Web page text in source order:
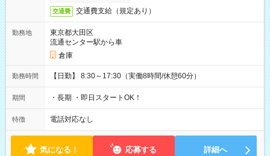
交通費 交通費支給（規定あり）
勤務地
東京都大田区
流通センター駅から車
倉庫
勤務時間 【日勤】 8:30～17:30（実働8時間/休憩60分）
期間 ・長期 ・即日スタートOK！
特徴 電話対応なし
気になる！ 応募する 詳細へ